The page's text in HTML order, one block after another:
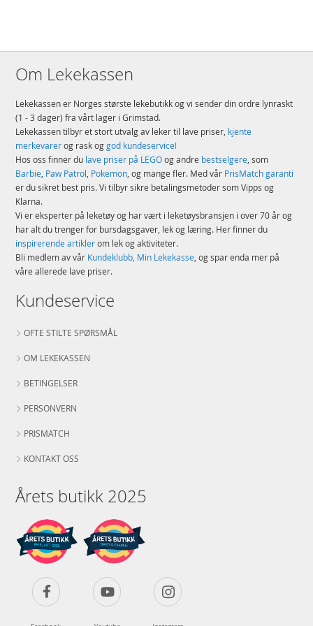
Alder: fra 10 år
Produktdetaljer
Modell 77245
EAN 5702017816128
Merke LEGO
Om Lekekassen
Lekekassen er Norges største lekebutikk og vi sender din ordre lynraskt
(1 - 3 dager) fra vårt lager i Grimstad.
Lekekassen tilbyr et stort utvalg av leker til lave priser, kjente
merkevarerog rask oggod kundeservice!
Hos oss finner du lave priser på LEGOog andre bestselgere, som
Barbie, Paw Patrol, Pokemon, og mange fler. Med vår PrisMatch garanti
er du sikret best pris. Vi tilbyr sikre betalingsmetoder som Vipps og
Klarna.
Vi er eksperter på leketøy og har vært i leketøysbransjen i over 70 år og
har alt du trenger for bursdagsgaver, lek og læring. Her finner du
inspirerende artiklerom lek og aktiviteter.
Bli medlem av vår Kundeklubb, Min Lekekasse, og spar enda mer på
våre allerede lave priser.
Kundeservice
OFTE STILTE SPØRSMÅL
OM LEKEKASSEN
BETINGELSER
PERSONVERN
PRISMATCH
KONTAKT OSS
Årets butikk 2025